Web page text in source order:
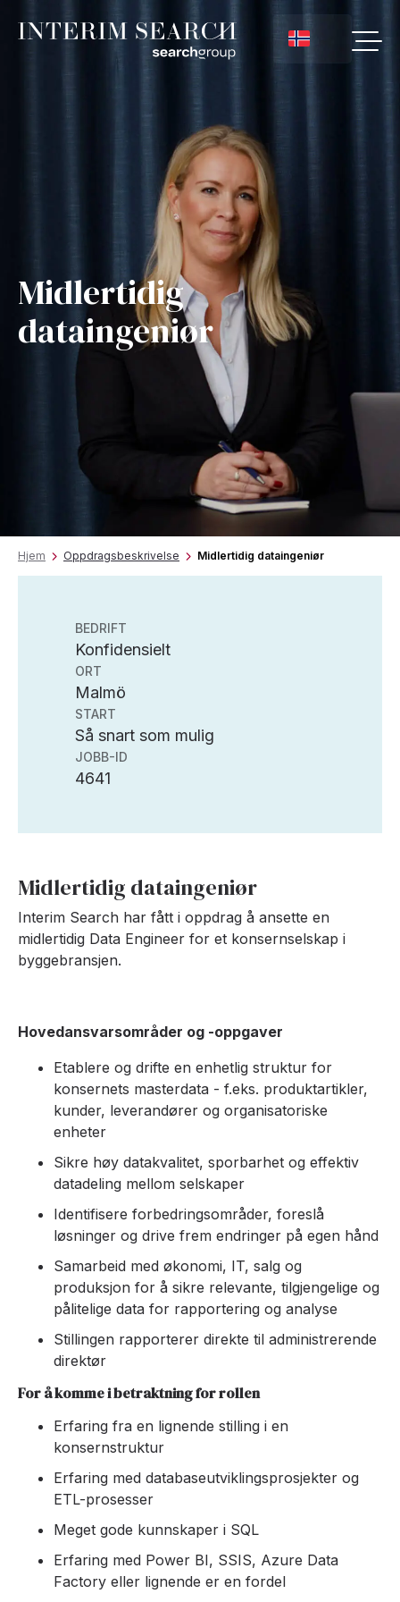
Midlertidig
dataingeniør
Hjem Oppdragsbeskrivelse Midlertidig dataingeniør
BEDRIFT
Konfidensielt
ORT
Malmö
START
Så snart som mulig
JOBB-ID
4641
Midlertidig dataingeniør
Interim Search har fått i oppdrag å ansette en
midlertidig Data Engineer for et konsernselskap i
byggebransjen.
Hovedansvarsområder og -oppgaver
Etablere og drifte en enhetlig struktur for
konsernets masterdata - f.eks. produktartikler,
kunder, leverandører og organisatoriske
enheter
Sikre høy datakvalitet, sporbarhet og effektiv
datadeling mellom selskaper
Identifisere forbedringsområder, foreslå
løsninger og drive frem endringer på egen hånd
Samarbeid med økonomi, IT, salg og
produksjon for å sikre relevante, tilgjengelige og
pålitelige data for rapportering og analyse
Stillingen rapporterer direkte til administrerende
direktør
For å komme i betraktning for rollen
Erfaring fra en lignende stilling i en
konsernstruktur
Erfaring med databaseutviklingsprosjekter og
ETL-prosesser
Meget gode kunnskaper i SQL
Erfaring med Power BI, SSIS, Azure Data
Factory eller lignende er en fordel